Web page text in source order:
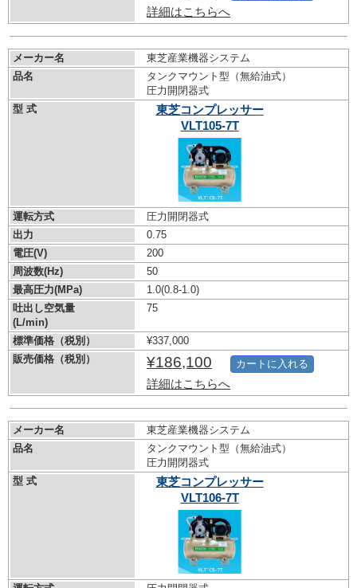
詳細はこちらへ
メーカー名
東芝産業機器システム
品名
タンクマウント型（無給油式）
圧力開閉器式
型 式
東芝コンプレッサー
VLT105-7T
運転方式
圧力開閉器式
出力
0.75
電圧(V)
200
周波数(Hz)
50
最高圧力(MPa)
1.0(0.8-1.0)
吐出し空気量
(L/min)
75
標準価格（税別）
¥337,000
販売価格（税別）
¥186,100
詳細はこちらへ
カートに入れる
メーカー名
東芝産業機器システム
品名
タンクマウント型（無給油式）
圧力開閉器式
型 式
東芝コンプレッサー
VLT106-7T